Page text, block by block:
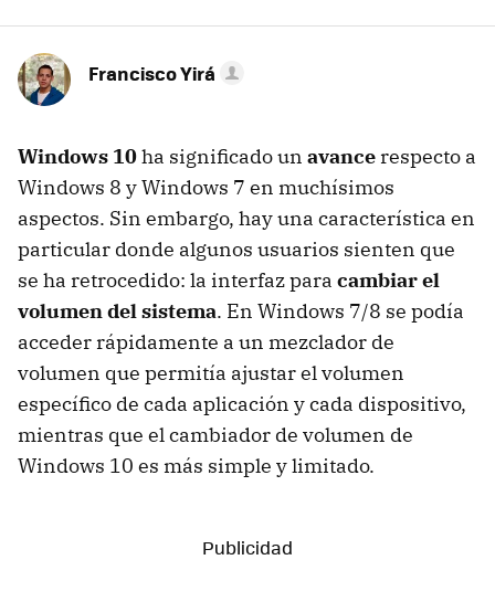
Francisco Yirá
Windows 10ha significado un avance respecto a
Windows 8 y Windows 7 en muchísimos
aspectos. Sin embargo, hay una característica en
particular donde algunos usuarios sienten que
se ha retrocedido: la interfaz para cambiar el
volumen del sistema. En Windows 7/8 se podía
acceder rápidamente a un mezclador de
volumen que permitía ajustar el volumen
específico de cada aplicación y cada dispositivo,
mientras que el cambiador de volumen de
Windows 10 es más simple y limitado.